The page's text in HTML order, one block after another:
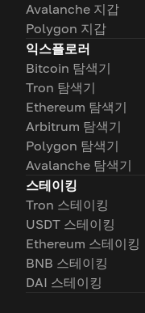
Avalanche 지갑
Polygon 지갑
익스플로러
Bitcoin 탐색기
Tron 탐색기
Ethereum 탐색기
Arbitrum 탐색기
Polygon 탐색기
Avalanche 탐색기
스테이킹
Tron 스테이킹
USDT 스테이킹
Ethereum 스테이킹
BNB 스테이킹
DAI 스테이킹